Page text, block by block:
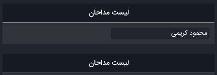
لیست مداحان
محمود کریمی
لیست مداحان